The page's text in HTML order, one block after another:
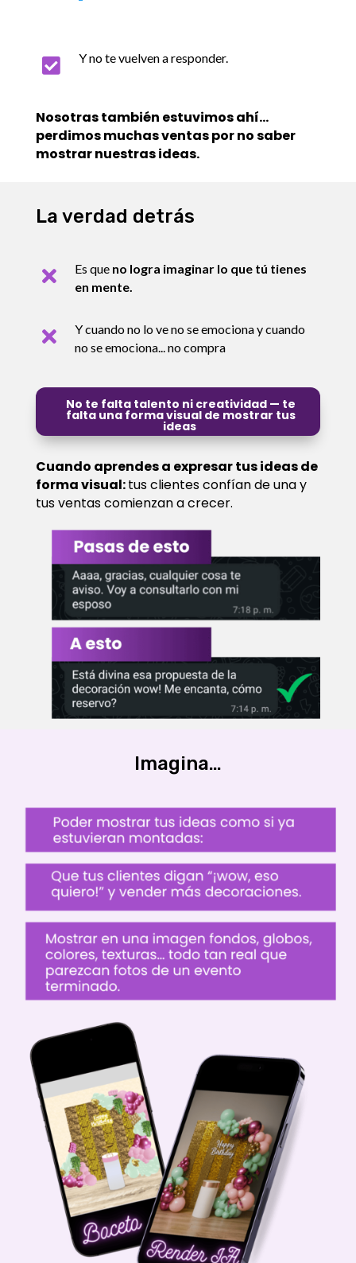
 Y no te vuelven a responder.
Nosotras también estuvimos ahí…
perdimos muchas ventas por no saber
mostrar nuestras ideas.
La verdad detrás
 Es que no logra imaginar lo que tú tienes
en mente.

Y cuando no lo ve no se emociona y cuando
no se emociona... no compra
No te falta talento ni creatividad — te
falta una forma visual de mostrar tus
ideas
Cuando aprendes a expresar tus ideas de
forma visual:tus clientes confían de una y
tus ventas comienzan a crecer.
Imagina…